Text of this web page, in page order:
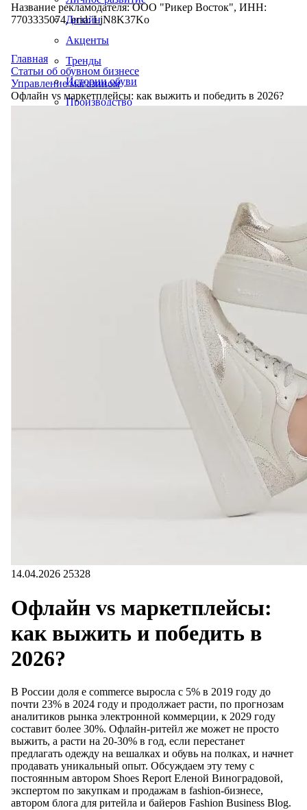
Дизайн
Акценты
Тренды
Истории обуви
Производство
Название рекламодателя: ООО "Рикер Восток", ИНН:
7703335074, erid: LjN8K37Ko
Главная
Статьи об обувном бизнесе
Управление магазином
Офлайн vs маркетплейсы: как выжить и победить в 2026?
14.04.2026 25328
Офлайн vs маркетплейсы:
как выжить и победить в
2026?
В России доля e commerce выросла с 5% в 2019 году до
почти 23% в 2024 году и продолжает расти, по прогнозам
аналитиков рынка электронной коммерции, к 2029 году
составит более 30%. Офлайн-ритейл же может не просто
выжить, а расти на 20-30% в год, если перестанет
предлагать одежду на вешалках и обувь на полках, и начнет
продавать уникальный опыт. Обсуждаем эту тему с
постоянным автором Shoes Report Еленой Виноградовой,
экспертом по закупкам и продажам в fashion-бизнесе,
автором блога для ритейла и байеров Fashion Business Blog.